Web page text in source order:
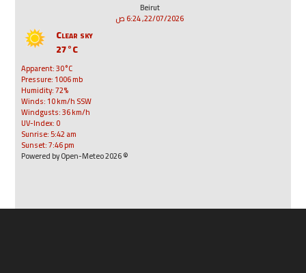
Beirut
22/07/2026, 6:24 ص
Clear sky
27°C
Apparent: 30°C
Pressure: 1006 mb
Humidity: 72%
Winds: 10 km/h SSW
Windgusts: 36 km/h
UV-Index: 0
Sunrise: 5:42 am
Sunset: 7:46 pm
© 2026 Powered by Open-Meteo